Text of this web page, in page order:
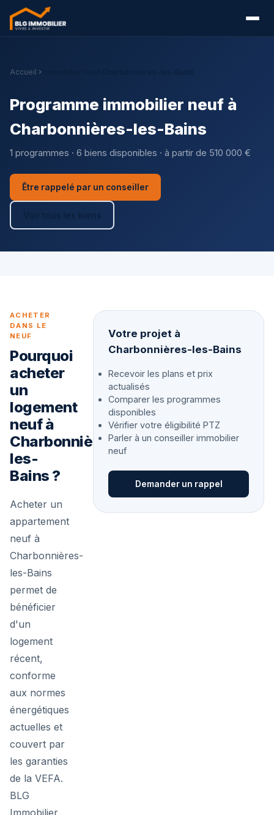
Accueil
Programme immobilier neuf à
Charbonnières-les-Bains
1 programmes · 6 biens disponibles · à partir de 510 000 €
Être rappelé par un conseiller
Voir tous les biens
ACHETER
DANS LE
NEUF
Pourquoi
acheter
un
logement
neuf à
Charbonnières-
les-
Bains ?
Acheter un
appartement
neuf à
Charbonnières-
les-Bains
permet de
bénéficier
d'un
logement
récent,
conforme
aux normes
énergétiques
actuelles et
couvert par
les garanties
de la VEFA.
BLG
Immobilier
Votre projet à
Charbonnières-les-Bains
Recevoir les plans et prix
actualisés
Comparer les programmes
disponibles
Vérifier votre éligibilité PTZ
Parler à un conseiller immobilier
neuf
Demander un rappel